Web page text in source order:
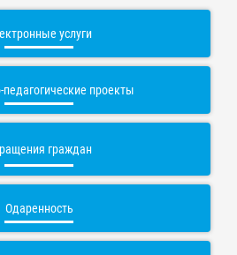
услуги
проекты
граждан
Одаренность